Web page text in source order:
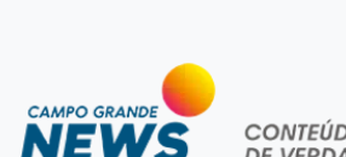
Jardim Itatiaia
Vigia é amarrado durante
dois caminhões em pátio